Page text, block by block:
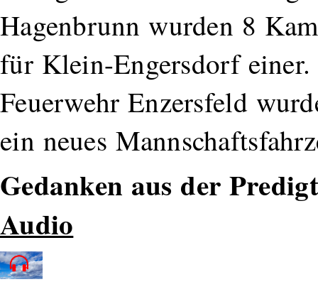
Hagenbrunn wurden 8
für Klein-Engersdorf
Feuerwehr Enzersfeld
ein neues
Gedanken aus der Predigt
Audio